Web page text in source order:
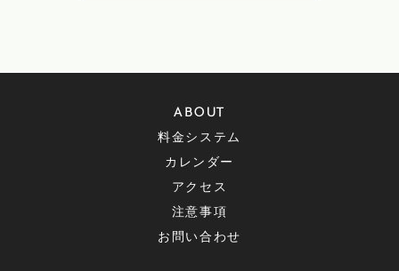
ABOUT
料金システム
カレンダー
アクセス
注意事項
お問い合わせ